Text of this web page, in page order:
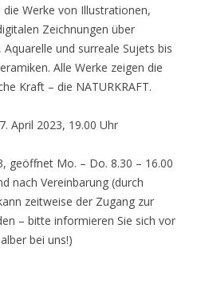
Werke von Illustrationen,
Zeichnungen über
und surreale Sujets bis
Alle Werke zeigen die
Kraft – die NATURKRAFT.
April 2023, 19.00 Uhr
geöffnet Mo. – Do. 8.30 – 16.00
nach Vereinbarung (durch
zeitweise der Zugang zur
– bitte informieren Sie sich vor
bei uns!)